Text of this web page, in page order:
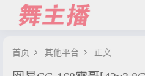
首页  其他平台  正文